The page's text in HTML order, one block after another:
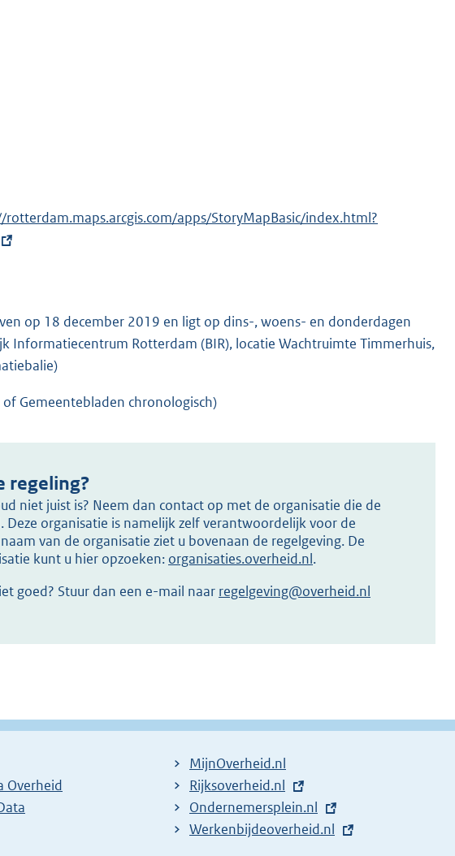
rotterdam.maps.arcgis.com/apps/StoryMapBasic/index.html?
op 18 december 2019 en ligt op dins-, woens- en donderdagen
Informatiecentrum Rotterdam (BIR), locatie Wachtruimte Timmerhuis,
of Gemeentebladen chronologisch)
regeling?
niet juist is? Neem dan contact op met de organisatie die de
Deze organisatie is namelijk zelf verantwoordelijk voor de
van de organisatie ziet u bovenaan de regelgeving. De
kunt u hier opzoeken: organisaties.overheid.nl.
goed? Stuur dan een e-mail naar regelgeving@overheid.nl
Overheid
MijnOverheid.nl
E
x
t
Rijksoverheid.nl
E
x
Ondernemersplein.nl
E
Werkenbijdeoverheid.nl